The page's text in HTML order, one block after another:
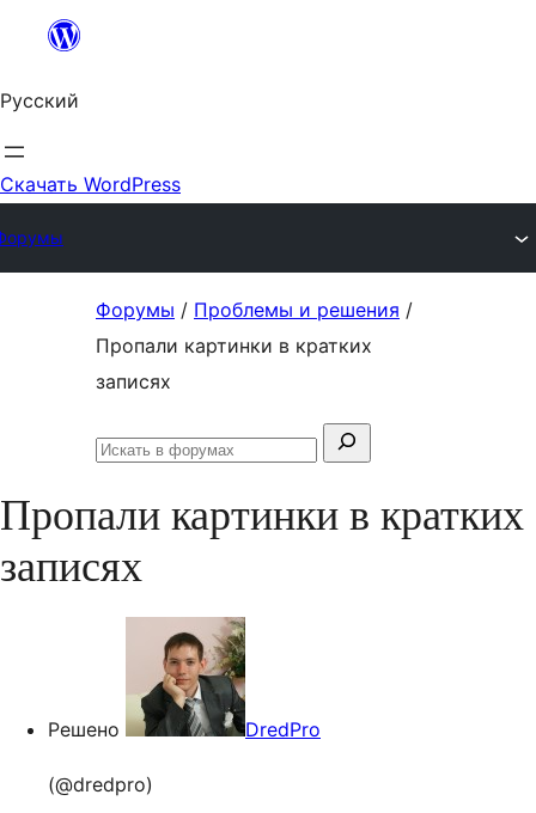
Перейти
содержимому
Русский
Скачать WordPress
содержимому
Форумы / Проблемы и решения /
Пропали картинки в кратких
записях
Поиск:
Искать
Пропали картинки в кратких
записях
Решено DredPro
(@dredpro)